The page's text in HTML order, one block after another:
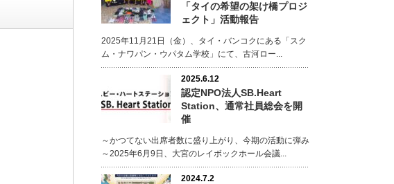
「タイの希望の架け橋プロジ
ェクト」活動報告
2025年11月21日（金）、タイ・バンコクにある「スク
ム・ナワパン・ウパタム学校」にて、古河ロー...
2025.6.12
認定NPO法人SB.Heart
Station、通常社員総会を開
催
～かつてない出席者数に盛り上がり、今期の活動に弾み
～2025年6月9日、大宮のレイボックホール会議...
2024.7.2